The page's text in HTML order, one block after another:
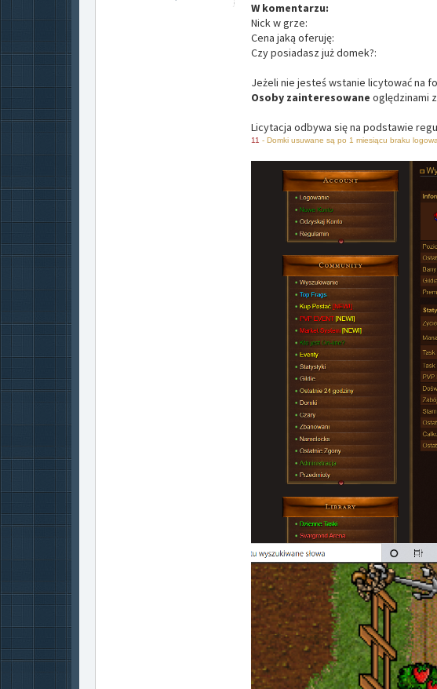
W komentarzu:
Nick w grze:
Cena jaką oferuję:
Czy posiadasz już domek?:
Jeżeli nie jesteś wstanie licytować na
Osoby zainteresowane oględzinami
Licytacja odbywa się na podstawie
11 - Domki usuwane są po 1 miesiącu braku